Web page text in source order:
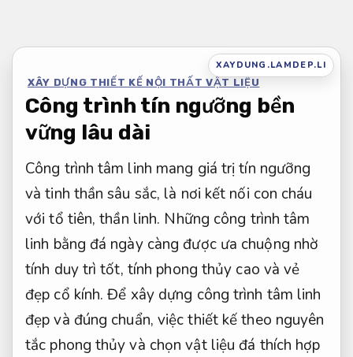
nội
dung
XAYDUNG.LAMDEP.LI
XÂY DỰNG THIẾT KẾ NỘI THẤT VẬT LIỆU
Công trình tín ngưỡng bền
vững lâu dài
Công trình tâm linh mang giá trị tín ngưỡng
và tinh thần sâu sắc, là nơi kết nối con cháu
với tổ tiên, thần linh. Những công trình tâm
linh bằng đá ngày càng được ưa chuộng nhờ
tính duy trì tốt, tính phong thủy cao và vẻ
đẹp cổ kính. Để xây dựng công trình tâm linh
đẹp và đúng chuẩn, việc thiết kế theo nguyên
tắc phong thủy và chọn vật liệu đá thích hợp